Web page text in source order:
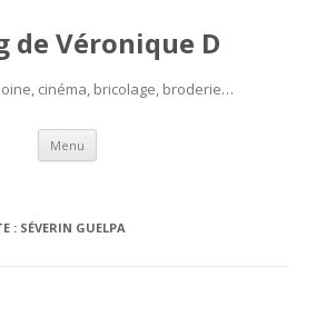
de Véronique D
cinéma, bricolage, broderie…
Menu Aller
contenu
: SÉVERIN GUELPA